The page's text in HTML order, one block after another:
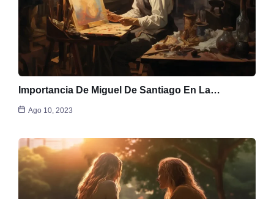
Importancia De Miguel De Santiago En La…
Ago 10, 2023